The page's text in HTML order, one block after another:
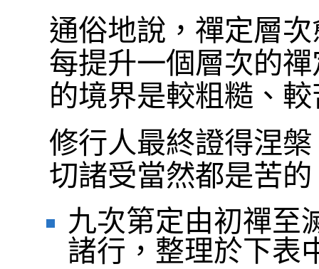
通俗地說，禪定層
每提升一個層次的
的境界是較粗糙、
修行人最終證得涅
切諸受當然都是苦的
九次第定由初禪至
諸行，整理於下表